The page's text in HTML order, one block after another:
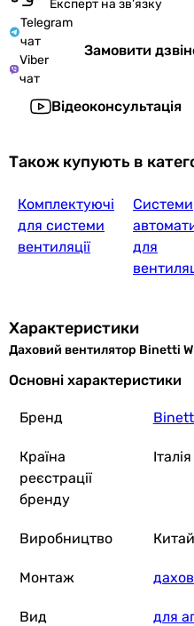
Експерт на зв’язку
Telegram
чат
Viber
чат
Замовити
Відеоконсультація
Також купують в
Комплектуючі
для системи
вентиляції
Системи
для
Характеристики
Даховий вентилятор Binetti
Основні характеристики
Бренд
Країна
реєстрації
бренду
Італія
Виробництво Китай
Монтаж
Вид для